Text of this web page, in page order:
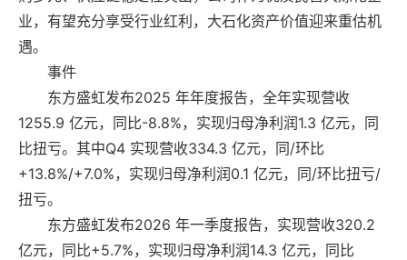
业，有望充分享受行业红利，大石化资产价值迎来重估机
遇。
事件
东方盛虹发布2025 年年度报告，全年实现营收
1255.9 亿元，同比-8.8%，实现归母净利润1.3 亿元，同
比扭亏。其中Q4 实现营收334.3 亿元，同/环比
+13.8%/+7.0%，实现归母净利润0.1 亿元，同/环比扭亏/
扭亏。
东方盛虹发布2026 年一季度报告，实现营收320.2
亿元，同比+5.7%，实现归母净利润14.3 亿元，同比